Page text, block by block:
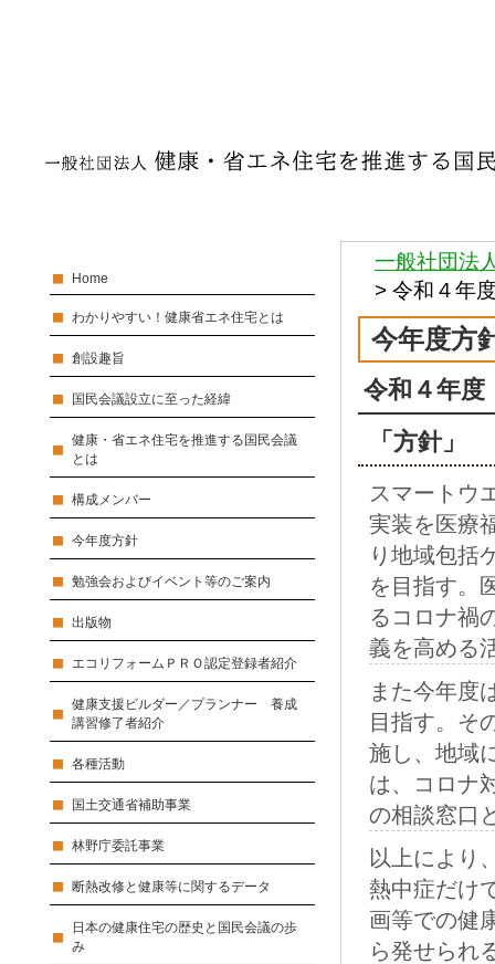
Home
わかりやすい！健康省エネ住宅とは
創設趣旨
国民会議設立に至った経緯
健康・省エネ住宅を推進する国民会議
とは
構成メンバー
今年度方針
勉強会およびイベント等のご案内
出版物
エコリフォームＰＲＯ認定登録者紹介
健康支援ビルダー／プランナー 養成
講習修了者紹介
各種活動
国土交通省補助事業
林野庁委託事業
断熱改修と健康等に関するデータ
日本の健康住宅の歴史と国民会議の歩
み
一般社団法
> 令和４年
今年度方
令和４年
「方針」
スマートウ
実装を医療
り地域包括
を目指す。
るコロナ禍
義を高める
また今年度
目指す。そ
施し、地域
は、コロナ
の相談窓口
以上により
熱中症だけ
画等での健
ら発せられ